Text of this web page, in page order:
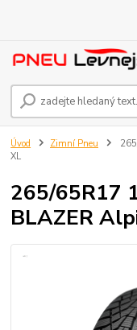
Úvod Zimní Pneu
XL
265/65R17
BLAZER